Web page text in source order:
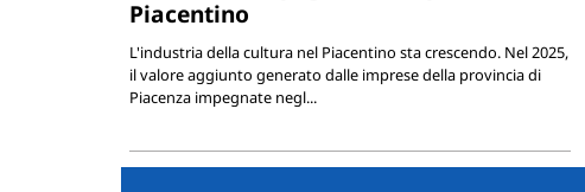
Piacentino
L'industria della cultura nel Piacentino sta crescendo. Nel 2025,
il valore aggiunto generato dalle imprese della provincia di
Piacenza impegnate negl...